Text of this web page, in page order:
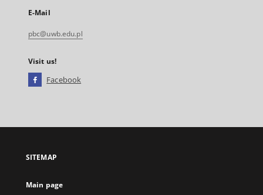
E-Mail
pbc@uwb.edu.pl
Visit us!
Facebook
open
new
SITEMAP
Main page